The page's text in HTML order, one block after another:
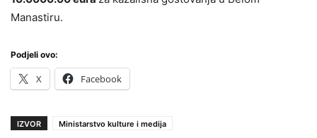
Manastiru.
Podjeli ovo:
X Facebook
IZVOR Ministarstvo kulture i medija